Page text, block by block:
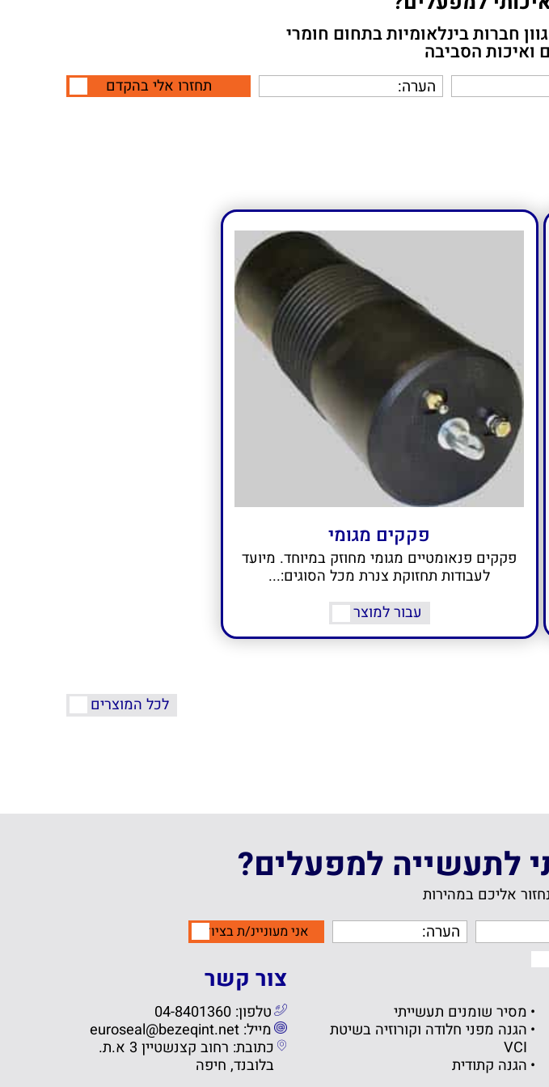
חברות בינלאומיות בתחום חומרי
ואיכות הסביבה
תחזרו אלי בהקדם
פקקים מגומי
פקקים פנאומטיים מגומי מחוזק במיוחד. מיועד
לעבודות תחזוקת צנרת מכל הסוגים:...
עבור למוצר
לכל המוצרים
לתעשייה למפעלים?
אליכם במהירות
אני מעוניינ/ת בציוד
מסיר שומנים תעשייתי
הגנה מפני חלודה וקורוזיה בשיטת
VCI
הגנה קתודית
צור קשר
טלפון: 04-8401360
מייל: euroseal@bezeqint.net
כתובת: רחוב קצנשטיין 3 א.ת.
בלובנד, חיפה